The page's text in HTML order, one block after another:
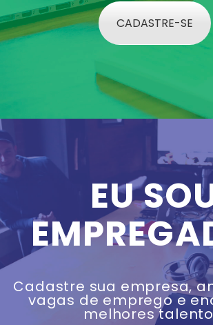
CADASTRE-SE
EU
Cadastre sua empresa,
vagas de emprego e
melhores